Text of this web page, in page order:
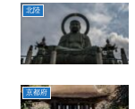
北陸
京都府